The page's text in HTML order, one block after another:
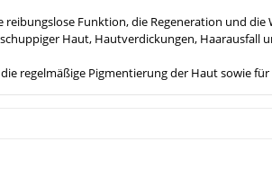
reibungslose Funktion, die Regeneration und
Haut, Hautverdickungen, Haarausfall
regelmäßige Pigmentierung der Haut sowie